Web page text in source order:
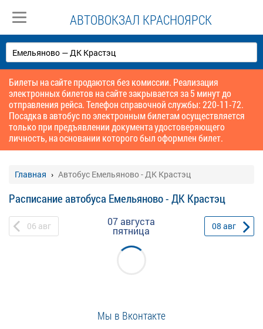
АВТОВОКЗАЛ КРАСНОЯРСК
Билеты на сайте продаются без комиссии. Реализация
электронных билетов на сайте закрывается за 5 минут до
отправления рейса. Телефон справочной службы: 220-11-72.
Посадка в автобус по электронным билетам осуществляется
только при предъявлении документа удостоверяющего
личность, на основании которого был оформлен билет.
Главная Автобус Емельяново - ДК Крастэц
Расписание автобуса Емельяново - ДК Крастэц
06 авг 07 августа
пятница 08 авг
Мы в Вконтакте